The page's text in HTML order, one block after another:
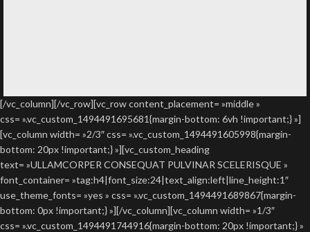
[/vc_column][/vc_row][vc_row content_placement= »middle »
css= ».vc_custom_1494491695681{margin-bottom: 6vh !important;} »]
[vc_column width= »2/3″ css= ».vc_custom_1494491605998{margin-
bottom: 20px !important;} »][vc_custom_heading
text= »ULLAMCORPER CONSEQUAT PULVINAR SCELERISQUE »
font_container= »tag:h4|font_size:24|text_align:left|line_height:1″
use_theme_fonts= »yes » css= ».vc_custom_1494491689867{margin-
bottom: 0px !important;} »][/vc_column][vc_column width= »1/3″
css= ».vc_custom_1494491744916{margin-bottom: 20px !important;} »